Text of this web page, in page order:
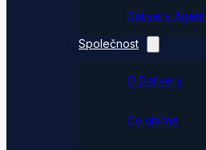
Dativery Agent
Společnost
O Dativery
Co umíme